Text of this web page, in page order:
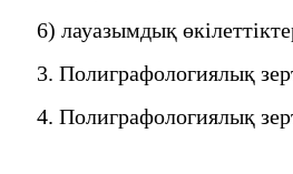
6) лауазымдық
3. Полиграфологиялық
4. Полиграфологиялық